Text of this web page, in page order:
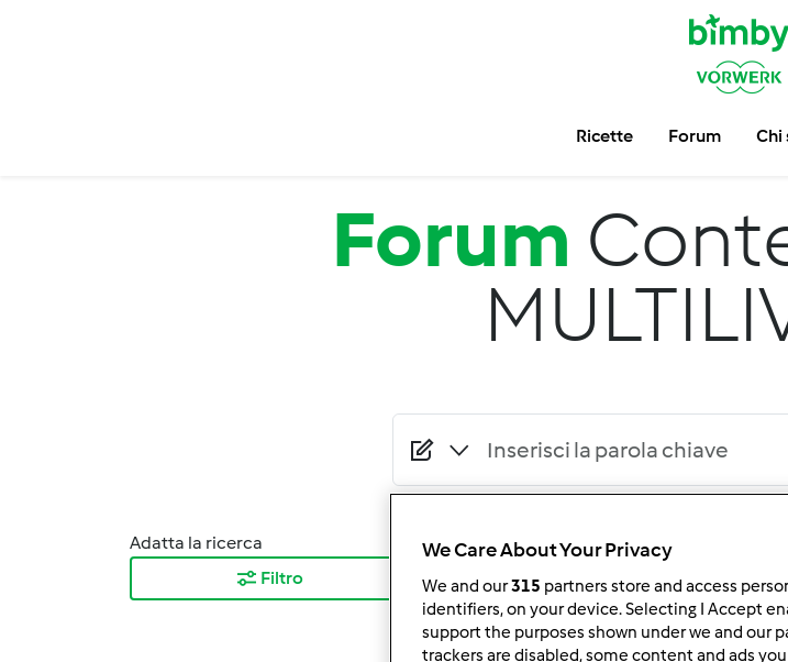
Ricette Forum Chi
Forum
Adatta la ricerca
Filtro
Ordina per:
I risultati più recenti
10
We Care About Your Privacy
We and our315 partners store and access
identifiers, on your device. Selecting I Accept
support the purposes shown under we and our
trackers are disabled, some content and ads